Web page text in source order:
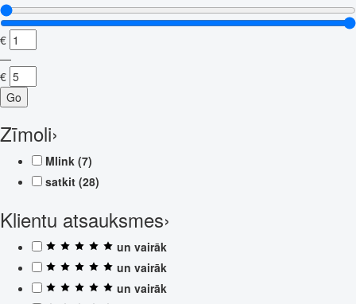
€
—
€
Go
Zīmoli›
Mlink (7)
satkit (28)
Klientu atsauksmes›
un vairāk
un vairāk
un vairāk